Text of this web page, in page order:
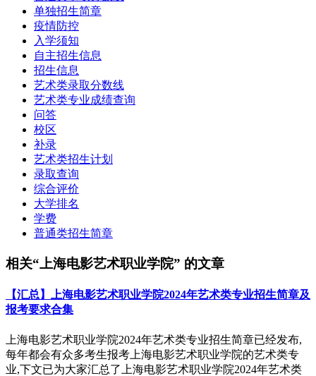
单独招生简章
疫情防控
入学须知
自主招生信息
招生信息
艺术类录取分数线
艺术类专业成绩查询
问答
校区
补录
艺术类招生计划
录取查询
综合评价
大学排名
学费
普通类招生简章
相关“上海电影艺术职业学院” 的文章
【汇总】上海电影艺术职业学院2024年艺术类专业招生简章及
报考要求合集
上海电影艺术职业学院2024年艺术类专业招生简章已经发布,
每年都会有众多考生报考上海电影艺术职业学院的艺术类专
业,下文已为大家汇总了上海电影艺术职业学院2024年艺术类